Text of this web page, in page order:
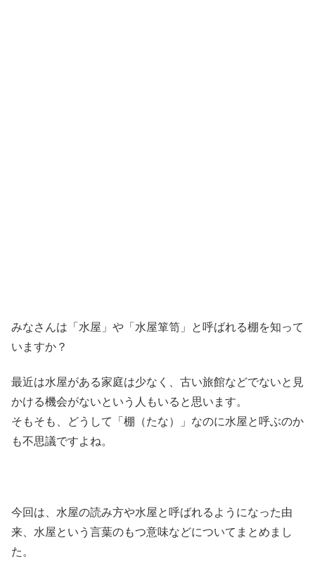
みなさんは「水屋」や「水屋箪笥」と呼ばれる棚を知って
いますか？
最近は水屋がある家庭は少なく、古い旅館などでないと見
かける機会がないという人もいると思います。
そもそも、どうして「棚（たな）」なのに水屋と呼ぶのか
も不思議ですよね。
今回は、水屋の読み方や水屋と呼ばれるようになった由
来、水屋という言葉のもつ意味などについてまとめまし
た。